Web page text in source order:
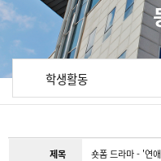
학생활동
제목 숏폼 드라마 - '연